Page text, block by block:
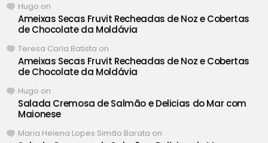
Hugo on
Ameixas Secas Fruvit Recheadas de Noz e Cobertas
de Chocolate da Moldávia
Teresa Carla Batista on
Ameixas Secas Fruvit Recheadas de Noz e Cobertas
de Chocolate da Moldávia
Hugo on
Salada Cremosa de Salmão e Delicias do Mar com
Maionese
Maria Helena Lopes Simão Barata on